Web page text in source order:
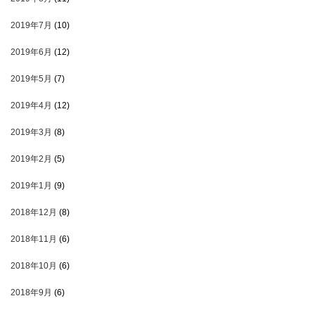
2019年7月 (10)
2019年6月 (12)
2019年5月 (7)
2019年4月 (12)
2019年3月 (8)
2019年2月 (5)
2019年1月 (9)
2018年12月 (8)
2018年11月 (6)
2018年10月 (6)
2018年9月 (6)